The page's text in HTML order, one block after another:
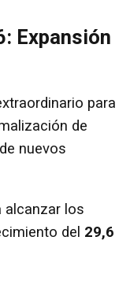
Expansión
para
de
nuevos
alcanzar los
del 29,6